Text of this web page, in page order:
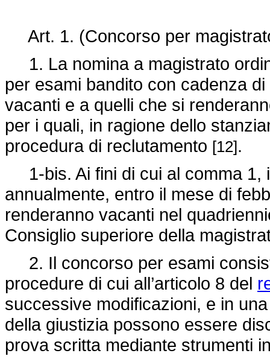
Art. 1. (Concorso per
1. La nomina a magistrato
per esami bandito con cadenza
vacanti e a quelli che si
per i quali, in ragione dello
procedura di reclutamento [12].
1-bis. Ai fini di cui al comma 1,
annualmente, entro il mese di
renderanno vacanti nel
Consiglio superiore della
2. Il concorso per esami
procedure di cui all’articolo 8 del
successive modificazioni, e in
della giustizia possono essere
prova scritta mediante strumenti